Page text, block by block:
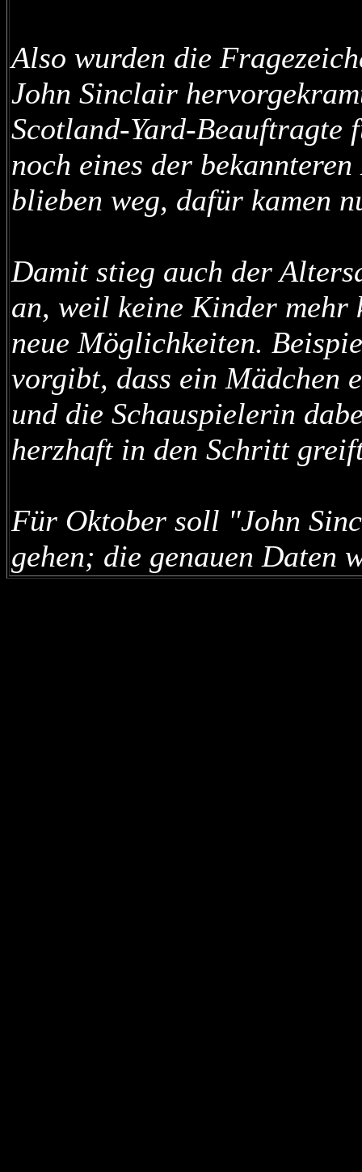
Also wurden die
John Sinclair
Scotland-Yard-
noch eines der
blieben weg, dafür kamen
Damit stieg auch der
an, weil keine Kinder mehr
neue Möglichkeiten.
vorgibt, dass ein Mädchen
und die Schauspielerin
herzhaft in den Schritt
Für Oktober soll "John
gehen; die genauen Daten